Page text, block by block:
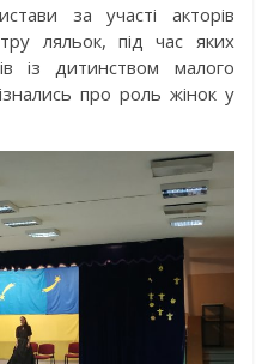
за участі акторів
ляльок, під час яких
із дитинством малого
про роль жінок у